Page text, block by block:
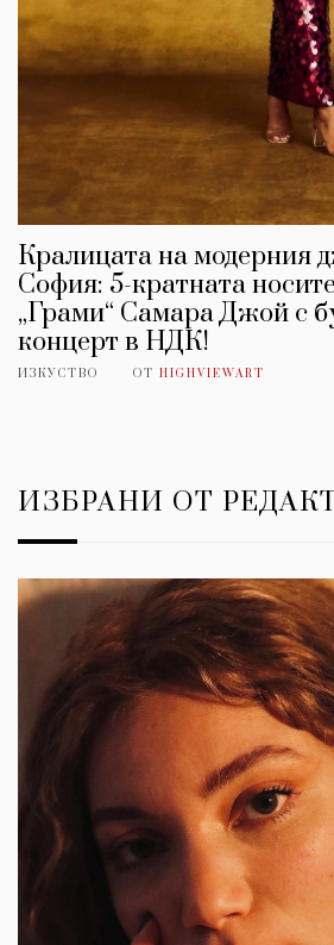
Кралицата на модерния
София: 5-кратната
„Грами“ Самара Джой с
концерт в НДК!
ИЗКУСТВО ОТ HIGHVIEWART
ИЗБРАНИ ОТ